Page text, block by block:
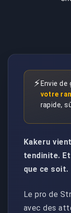
⚡ Envie
votre
rapide,
Kakeru
tendinite.
que ce soit.
Le pro de
avec des